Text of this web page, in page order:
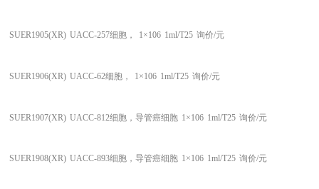
SUER1905(XR) UACC-257细胞， 1×106 1ml/T25 询价/元
SUER1906(XR) UACC-62细胞， 1×106 1ml/T25 询价/元
SUER1907(XR) UACC-812细胞，导管癌细胞 1×106 1ml/T25 询价/元
SUER1908(XR) UACC-893细胞，导管癌细胞 1×106 1ml/T25 询价/元